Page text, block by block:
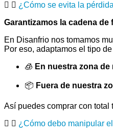
¿Cómo se evita la
Garantizamos la cadena
En Disanfrio nos tomamos
Por eso, adaptamos el tipo
🧊 En nuestra zona de
📦 Fuera de nuestra
Así puedes comprar con
¿Cómo debo manipular